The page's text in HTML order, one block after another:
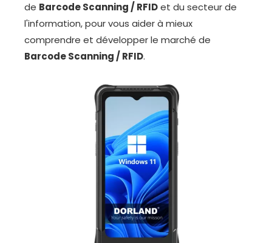
de Barcode Scanning / RFIDet du secteur de
l'information, pour vous aider à mieux
comprendre et développer le marché de
Barcode Scanning / RFID.